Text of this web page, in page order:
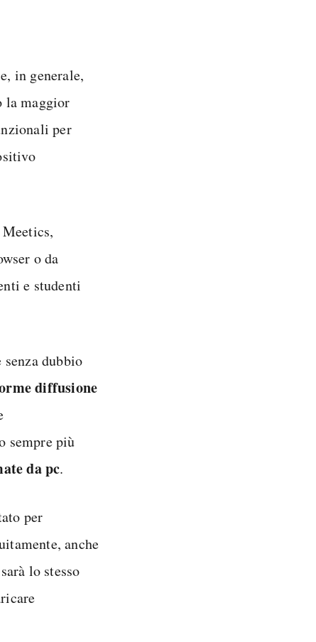
in generale,
la maggior
per
o da
e studenti
dubbio
diffusione
sempre più
da pc.
per
anche
lo stesso